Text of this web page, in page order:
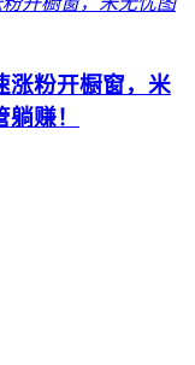
涨粉开橱窗，米
赚！